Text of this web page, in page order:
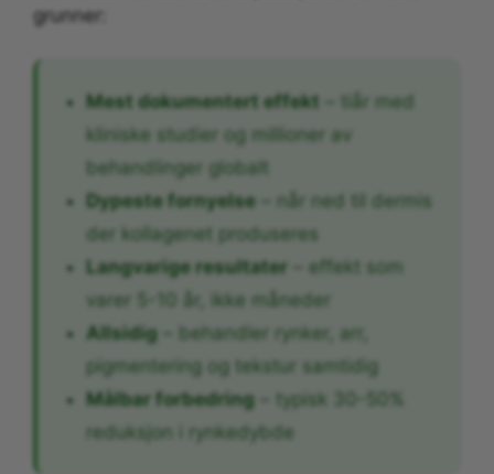
grunner:
Mest dokumentert effekt – tiår med
kliniske studier og millioner av
behandlinger globalt
Dypeste fornyelse – når ned til dermis
der kollagenet produseres
Langvarige resultater – effekt som
varer 5-10 år, ikke måneder
Allsidig – behandler rynker, arr,
pigmentering og tekstur samtidig
Målbar forbedring – typisk 30-50%
reduksjon i rynkedybde